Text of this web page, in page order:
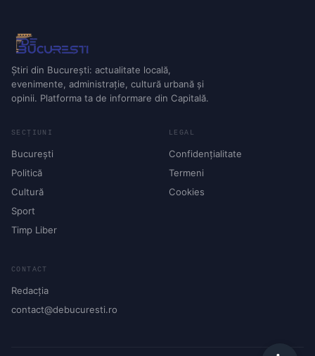
Știri din București: actualitate locală,
evenimente, administrație, cultură urbană și
opinii. Platforma ta de informare din Capitală.
SECȚIUNI
București
Politică
Cultură
Sport
Timp Liber
LEGAL
Confidențialitate
Termeni
Cookies
CONTACT
Redacția
contact@debucuresti.ro